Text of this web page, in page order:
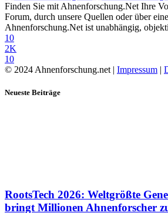
Finden Sie mit Ahnenforschung.Net Ihre
Forum, durch unsere Quellen oder über
Ahnenforschung.Net ist unabhängig,
10
2K
10
© 2024 Ahnenforschung.net | Impressum |
Neueste Beiträge
RootsTech 2026: Weltgrößte
bringt Millionen Ahnenforscher